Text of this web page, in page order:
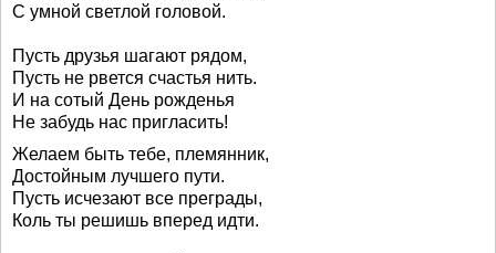
С умной светлой головой.
Пусть друзья шагают рядом,
Пусть не рвется счастья нить.
И на сотый День рожденья
Не забудь нас пригласить!
Желаем быть тебе, племянник,
Достойным лучшего пути.
Пусть исчезают все преграды,
Коль ты решишь вперед идти.